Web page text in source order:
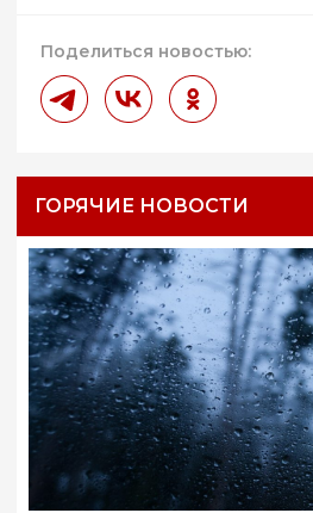
Поделиться новостью:
ГОРЯЧИЕ НОВОСТИ